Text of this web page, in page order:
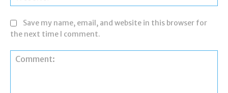
Save my name, email, and website in this browser for
the next time I comment.